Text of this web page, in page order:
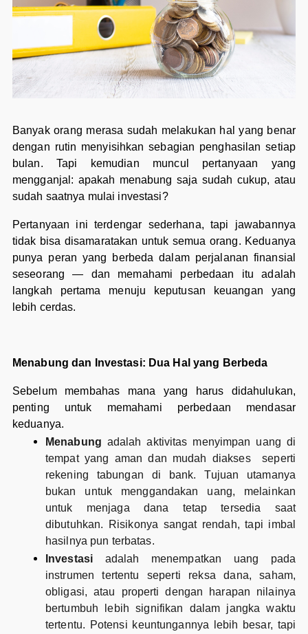
Banyak orang merasa sudah melakukan hal yang benar
dengan rutin menyisihkan sebagian penghasilan setiap
bulan. Tapi kemudian muncul pertanyaan yang
mengganjal: apakah menabung saja sudah cukup, atau
sudah saatnya mulai investasi?
Pertanyaan ini terdengar sederhana, tapi jawabannya
tidak bisa disamaratakan untuk semua orang. Keduanya
punya peran yang berbeda dalam perjalanan finansial
seseorang — dan memahami perbedaan itu adalah
langkah pertama menuju keputusan keuangan yang
lebih cerdas.
Menabung dan Investasi: Dua Hal yang Berbeda
Sebelum membahas mana yang harus didahulukan,
penting untuk memahami perbedaan mendasar
keduanya.
Menabung adalah aktivitas menyimpan uang di
tempat yang aman dan mudah diakses seperti
rekening tabungan di bank. Tujuan utamanya
bukan untuk menggandakan uang, melainkan
untuk menjaga dana tetap tersedia saat
dibutuhkan. Risikonya sangat rendah, tapi imbal
hasilnya pun terbatas.
Investasi adalah menempatkan uang pada
instrumen tertentu seperti reksa dana, saham,
obligasi, atau properti dengan harapan nilainya
bertumbuh lebih signifikan dalam jangka waktu
tertentu. Potensi keuntungannya lebih besar, tapi